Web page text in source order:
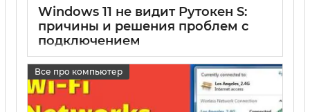
Windows 11 не видит Рутокен S:
причины и решения проблем с
подключением
Все про компьютер